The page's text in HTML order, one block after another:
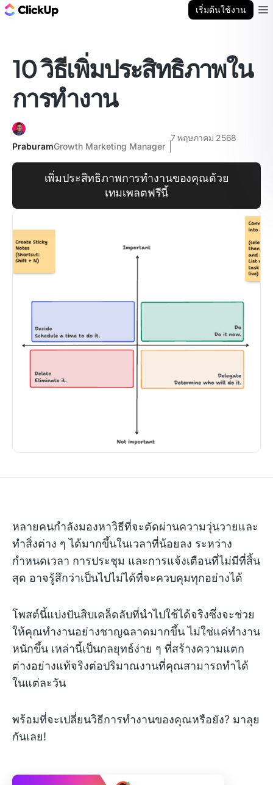
เริ่มต้นใช้งาน
10 วิธีเพิ่มประสิทธิภาพใน
การทำงาน
PraburamGrowth Marketing Manager
7 พฤษภาคม 2568
เพิ่มประสิทธิภาพการทำงานของคุณด้วย
เทมเพลตฟรีนี้
หลายคนกำลังมองหาวิธีที่จะตัดผ่านความวุ่นวายและ
ทำสิ่งต่าง ๆ ได้มากขึ้นในเวลาที่น้อยลง ระหว่าง
กำหนดเวลา การประชุม และการแจ้งเตือนที่ไม่มีที่สิ้น
สุด อาจรู้สึกว่าเป็นไปไม่ได้ที่จะควบคุมทุกอย่างได้
โพสต์นี้แบ่งปันสิบเคล็ดลับที่นำไปใช้ได้จริงซึ่งจะช่วย
ให้คุณทำงานอย่างชาญฉลาดมากขึ้น ไม่ใช่แค่ทำงาน
หนักขึ้น เหล่านี้เป็นกลยุทธ์ง่าย ๆ ที่สร้างความแตก
ต่างอย่างแท้จริงต่อปริมาณงานที่คุณสามารถทำได้
ในแต่ละวัน
พร้อมที่จะเปลี่ยนวิธีการทำงานของคุณหรือยัง? มาลุย
กันเลย!